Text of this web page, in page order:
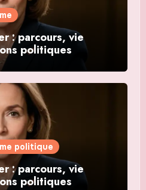
: parcours, vie
politiques
politique
: parcours, vie
politiques